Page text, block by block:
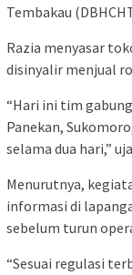
Tembakau
Razia menyasar
disinyalir menjual
“Hari ini tim
Panekan,
selama dua hari,”
Menurutnya,
informasi di
sebelum turun
“Sesuai regulasi